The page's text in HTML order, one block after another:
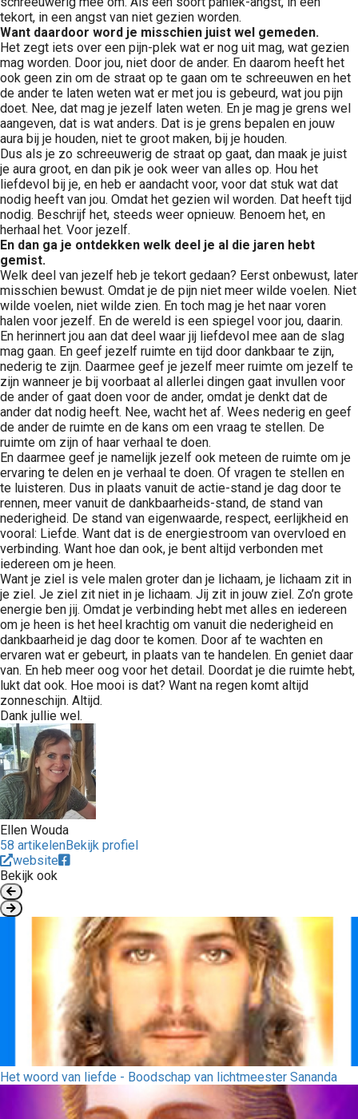
tekort, in een angst van niet gezien worden.
Want daardoor word je misschien juist wel gemeden.
Het zegt iets over een pijn-plek wat er nog uit mag, wat gezien
mag worden. Door jou, niet door de ander. En daarom heeft het
ook geen zin om de straat op te gaan om te schreeuwen en het
de ander te laten weten wat er met jou is gebeurd, wat jou pijn
doet. Nee, dat mag je jezelf laten weten. En je mag je grens wel
aangeven, dat is wat anders. Dat is je grens bepalen en jouw
aura bij je houden, niet te groot maken, bij je houden.
Dus als je zo schreeuwerig de straat op gaat, dan maak je juist
je aura groot, en dan pik je ook weer van alles op. Hou het
liefdevol bij je, en heb er aandacht voor, voor dat stuk wat dat
nodig heeft van jou. Omdat het gezien wil worden. Dat heeft tijd
nodig. Beschrijf het, steeds weer opnieuw. Benoem het, en
herhaal het. Voor jezelf.
En dan ga je ontdekken welk deel je al die jaren hebt
gemist.
Welk deel van jezelf heb je tekort gedaan? Eerst onbewust, later
misschien bewust. Omdat je de pijn niet meer wilde voelen. Niet
wilde voelen, niet wilde zien. En toch mag je het naar voren
halen voor jezelf. En de wereld is een spiegel voor jou, daarin.
En herinnert jou aan dat deel waar jij liefdevol mee aan de slag
mag gaan. En geef jezelf ruimte en tijd door dankbaar te zijn,
nederig te zijn. Daarmee geef je jezelf meer ruimte om jezelf te
zijn wanneer je bij voorbaat al allerlei dingen gaat invullen voor
de ander of gaat doen voor de ander, omdat je denkt dat de
ander dat nodig heeft. Nee, wacht het af. Wees nederig en geef
de ander de ruimte en de kans om een vraag te stellen. De
ruimte om zijn of haar verhaal te doen.
En daarmee geef je namelijk jezelf ook meteen de ruimte om je
ervaring te delen en je verhaal te doen. Of vragen te stellen en
te luisteren. Dus in plaats vanuit de actie-stand je dag door te
rennen, meer vanuit de dankbaarheids-stand, de stand van
nederigheid. De stand van eigenwaarde, respect, eerlijkheid en
vooral: Liefde. Want dat is de energiestroom van overvloed en
verbinding. Want hoe dan ook, je bent altijd verbonden met
iedereen om je heen.
Want je ziel is vele malen groter dan je lichaam, je lichaam zit in
je ziel. Je ziel zit niet in je lichaam. Jij zit in jouw ziel. Zo’n grote
energie ben jij. Omdat je verbinding hebt met alles en iedereen
om je heen is het heel krachtig om vanuit die nederigheid en
dankbaarheid je dag door te komen. Door af te wachten en
ervaren wat er gebeurt, in plaats van te handelen. En geniet daar
van. En heb meer oog voor het detail. Doordat je die ruimte hebt,
lukt dat ook. Hoe mooi is dat? Want na regen komt altijd
zonneschijn. Altijd.
Dank jullie wel.
Ellen Wouda
58 artikelenBekijk profiel
website
Bekijk ook
Het woord van liefde - Boodschap van lichtmeester Sananda